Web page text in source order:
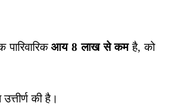
पारिवारिकआय 8 लाख से कमहै, को
उत्तीर्ण की है।